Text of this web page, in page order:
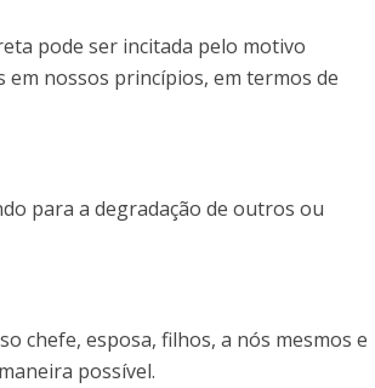
pode ser incitada pelo motivo
nossos princípios, em termos de
para a degradação de outros ou
chefe, esposa, filhos, a nós mesmos e
possível.